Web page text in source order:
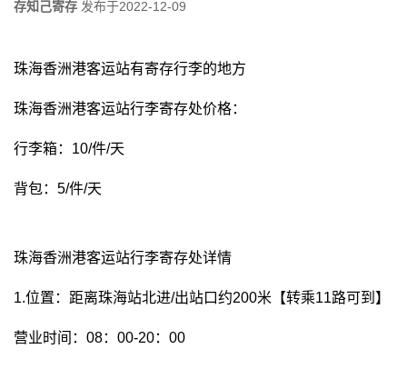
存知己寄存 发布于2022-12-09
珠海香洲港客运站有寄存行李的地方
珠海香洲港客运站行李寄存处价格：
行李箱：10/件/天
背包：5/件/天
珠海香洲港客运站行李寄存处详情
1.位置：距离珠海站北进/出站口约200米【转乘11路可到】
营业时间：08：00-20：00